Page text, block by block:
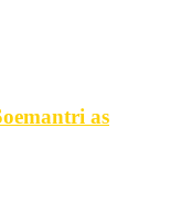
as